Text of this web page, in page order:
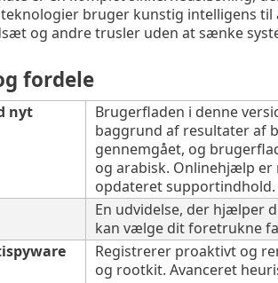
bruger kunstig intelligens
og andre trusler uden at sænke
fordele
nyt
Brugerfladen i denne
baggrund af resultater af
gennemgået, og
og arabisk. Onlinehjælp er
opdateret supportindhold.
En udvidelse, der hjælper
kan vælge dit foretrukne
Registrerer proaktivt og
og rootkit. Avanceret